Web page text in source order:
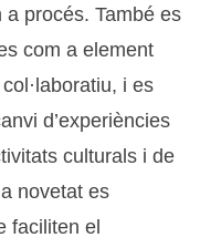
procés. També es
com a element
i es
d’experiències
culturals i de
novetat es
faciliten el